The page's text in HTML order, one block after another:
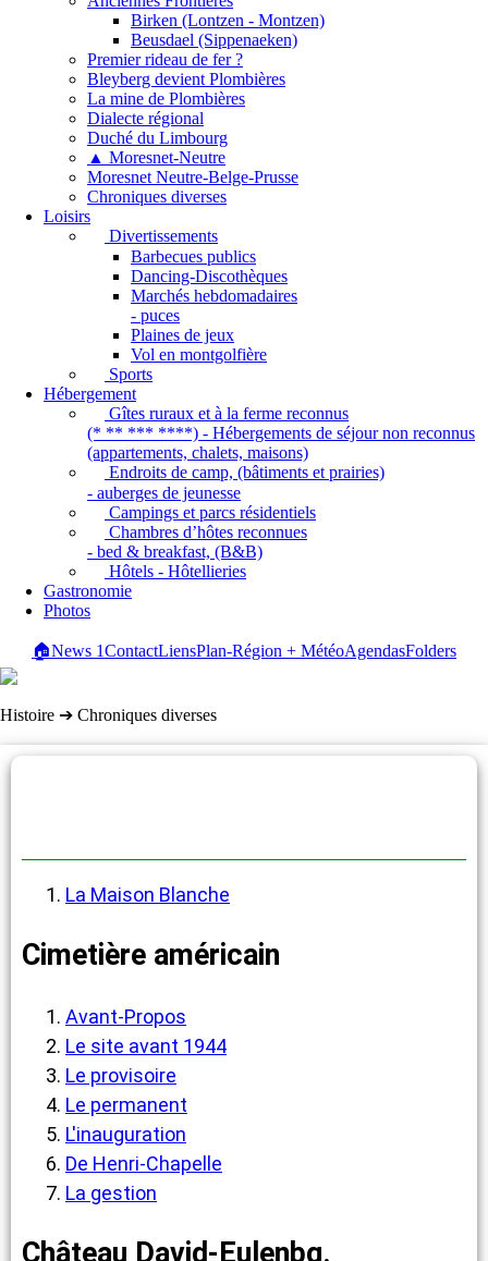
Birken (Lontzen - Montzen)
Beusdael (Sippenaeken)
Premier rideau de fer ?
Bleyberg devient Plombières
La mine de Plombières
Dialecte régional
Duché du Limbourg
▲ Moresnet-Neutre
Moresnet Neutre-Belge-Prusse
Chroniques diverses
Loisirs
Divertissements
Barbecues publics
Dancing-Discothèques
Marchés hebdomadaires
- puces
Plaines de jeux
Vol en montgolfière
Sports
Hébergement
Gîtes ruraux et à la ferme reconnus
(* ** *** ****) - Hébergements de séjour non reconnus
(appartements, chalets, maisons)
Endroits de camp, (bâtiments et prairies)
- auberges de jeunesse
Campings et parcs résidentiels
Chambres d’hôtes reconnues
- bed & breakfast, (B&B)
Hôtels - Hôtellieries
Gastronomie
Photos
🏠News 1ContactLiensPlan-Région + MétéoAgendasFolders
Histoire ➔ Chroniques diverses
La Maison Blanche
Cimetière américain
Avant-Propos
Le site avant 1944
Le provisoire
Le permanent
L'inauguration
De Henri-Chapelle
La gestion
Château David-Eulenbg.